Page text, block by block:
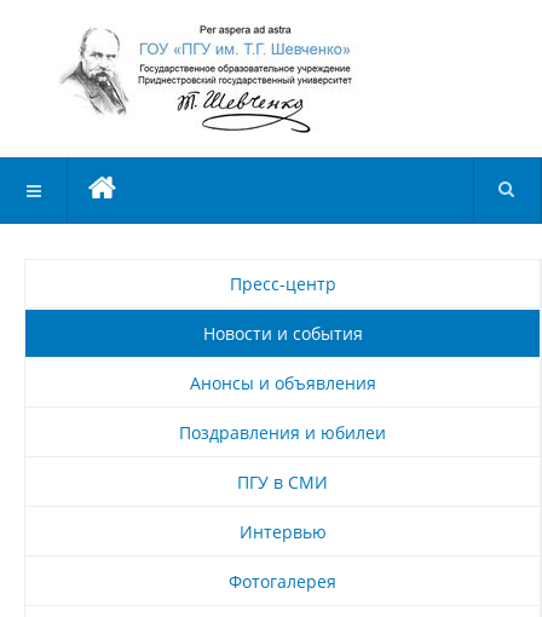
Пресс-центр
Новости и события
Анонсы и объявления
Поздравления и юбилеи
ПГУ в СМИ
Интервью
Фотогалерея